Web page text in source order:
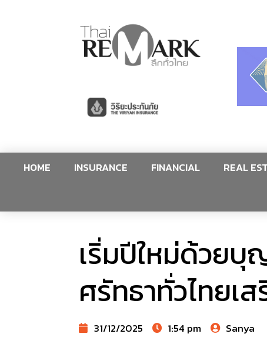
HOME INSURANCE FINANCIAL REAL
เริ่มปีใหม่ด้วย
ศรัทธาทั่วไทยเ
31/12/2025 1:54 pm Sanya